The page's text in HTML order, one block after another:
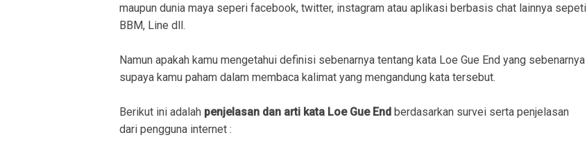
maupun dunia maya seperi facebook, twitter, instagram atau aplikasi berbasis chat lainnya sepeti
BBM, Line dll.
Namun apakah kamu mengetahui definisi sebenarnya tentang kata Loe Gue End yang sebenarnya
supaya kamu paham dalam membaca kalimat yang mengandung kata tersebut.
Berikut ini adalah penjelasan dan arti kata Loe Gue End berdasarkan survei serta penjelasan
dari pengguna internet :